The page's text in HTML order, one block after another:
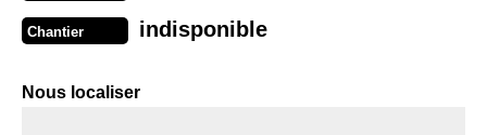
Chantier indisponible
Nous localiser